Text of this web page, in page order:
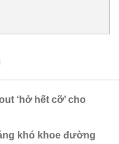
‘hở hết cỡ’ cho
khó khoe đường